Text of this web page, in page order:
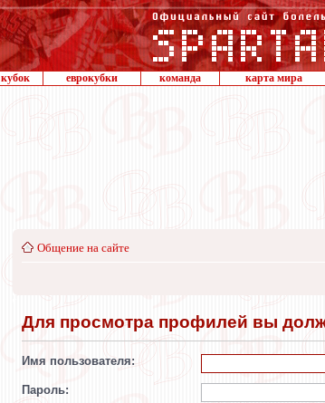
кубок еврокубки команда карта мира
Общение на сайте
Для просмотра профилей вы
Имя пользователя:
Пароль: